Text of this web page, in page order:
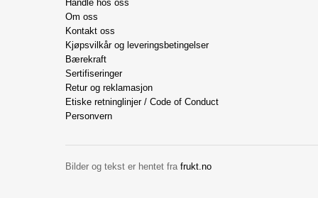
Handle hos oss
Om oss
Kontakt oss
Kjøpsvilkår og leveringsbetingelser
Bærekraft
Sertifiseringer
Retur og reklamasjon
Etiske retninglinjer / Code of Conduct
Personvern
Bilder og tekst er hentet fra frukt.no